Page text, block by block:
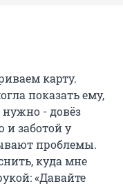
карту.
показать ему,
- довёз
и заботой у
проблемы.
куда мне
«Давайте